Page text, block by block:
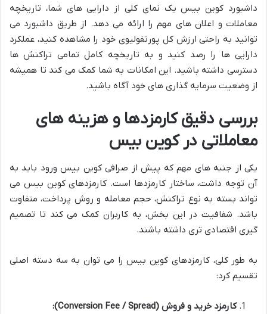
داشبورد کوین بیس یک نمای کلی از دارایی های شما، تاریخچه
معاملات و اعلان های مهم را ارائه می دهد. از طریق داشبورد می
توانید به راحتی ارزش کل پورتفولیوی خود را مشاهده کنید، عملکرد
دارایی ها را رصد کنید و به تاریخچه کامل تمامی تراکنش ها
دسترسی داشته باشید. این امکانات به شما کمک می کند تا همیشه
از وضعیت سرمایه گذاری های خود آگاه باشید.
بررسی دقیق کارمزدها و هزینه های
معاملاتی در کوین بیس
یکی از جنبه های مهم که پیش از صرافی کوین بیس ورود باید به
آن توجه داشت، ساختار کارمزدها است. کارمزدهای کوین بیس می
تواند بسته به نوع تراکنش، حجم معامله و روش پرداخت، متفاوت
باشد. شفافیت در این بخش، به کاربران کمک می کند تا تصمیم
گیری اقتصادی تری داشته باشند.
به طور کلی، کارمزدهای کوین بیس را می توان به سه دسته اصلی
تقسیم کرد:
کارمزد خرید و فروش (Conversion Fee / Spread):